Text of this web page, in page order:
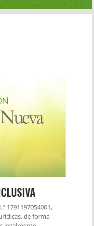
1791197054001,
de forma